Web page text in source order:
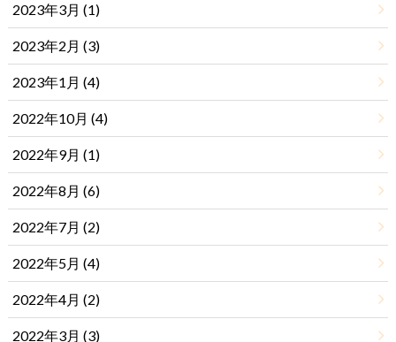
2023年3月 (1)
2023年2月 (3)
2023年1月 (4)
2022年10月 (4)
2022年9月 (1)
2022年8月 (6)
2022年7月 (2)
2022年5月 (4)
2022年4月 (2)
2022年3月 (3)